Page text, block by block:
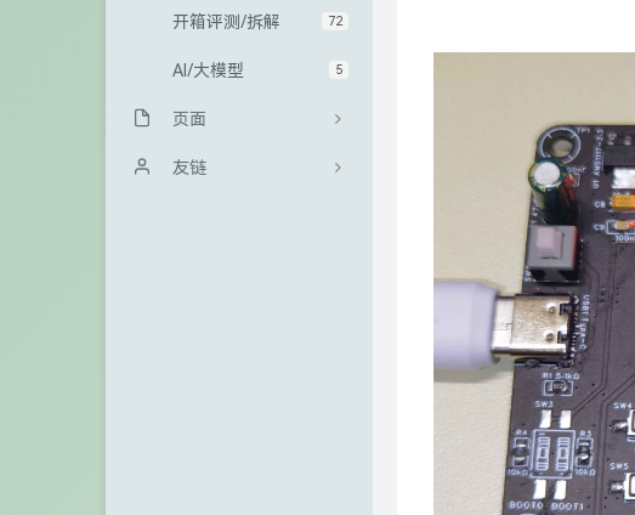
72
开箱评测/拆解
5
AI/大模型
页面
归档栏
友链